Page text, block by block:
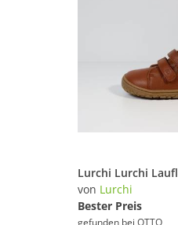
von Lurchi
Bester Preis
gefunden bei OTTO